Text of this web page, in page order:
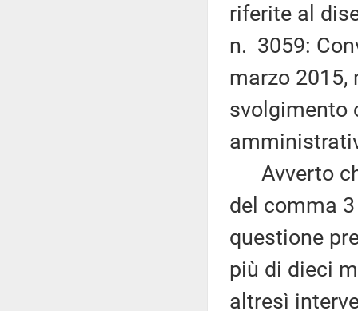
riferite al
n. 3059:
marzo 2015,
svolgimento
Avverto
del comma
questione
più di dieci
altresì